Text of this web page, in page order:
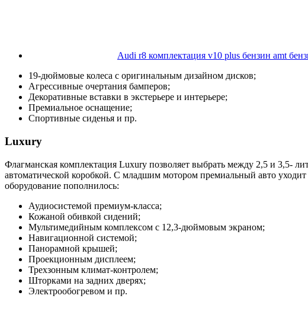
Audi r8 комплектация v10 plus бензин amt
19-дюймовые колеса с оригинальным дизайном дисков;
Агрессивные очертания бамперов;
Декоративные вставки в экстерьере и интерьере;
Премиальное оснащение;
Спортивные сиденья и пр.
Luxury
Флагманская комплектация Luxury позволяет выбрать между 2,5 и 3,5-
автоматической коробкой. С младшим мотором премиальный авто
оборудование пополнилось:
Аудиосистемой премиум-класса;
Кожаной обивкой сидений;
Мультимедийным комплексом с 12,3-дюймовым экраном;
Навигационной системой;
Панорамной крышей;
Проекционным дисплеем;
Трехзонным климат-контролем;
Шторками на задних дверях;
Электрообогревом и пр.